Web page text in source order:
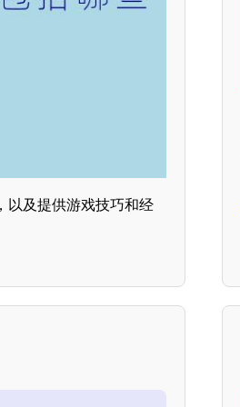
以及提供游戏技巧和经